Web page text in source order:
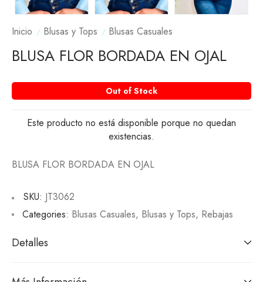
Inicio Blusas y Tops Blusas Casuales
BLUSA FLOR BORDADA EN OJAL
Out of Stock
Este producto no está disponible porque no quedan
existencias.
BLUSA FLOR BORDADA EN OJAL
SKU: JT3062
Categories: Blusas Casuales, Blusas y Tops, Rebajas
Detalles